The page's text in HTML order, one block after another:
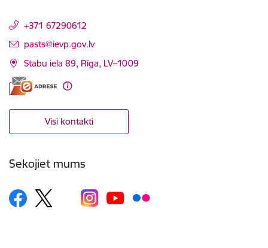
+371 67290612
E-pasts:
pasts@ievp.gov.lv
Stabu iela 89, Rīga, LV–1009
Visi kontakti
Sekojiet mums